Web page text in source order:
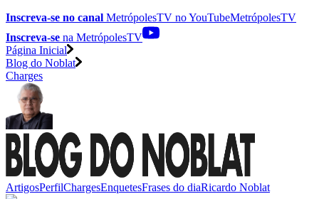
Inscreva-se no canal MetrópolesTV noYouTubeMetrópolesTV
Inscreva-se na MetrópolesTV
Página Inicial
Blog do Noblat
Charges
ArtigosPerfilChargesEnquetesFrases do diaRicardo Noblat